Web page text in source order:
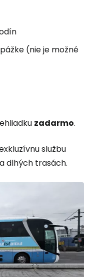
(nie je možné
zadarmo.
službu
dlhých trasách.